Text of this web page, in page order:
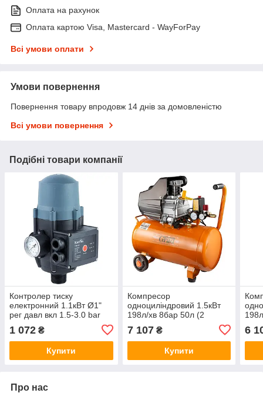
Оплата на рахунок
Оплата картою Visa, Mastercard - WayForPay
Всі умови оплати
Умови повернення
Повернення товару впродовж 14 днів за домовленістю
Всі умови повернення
Подібні товари компанії
Контролер тиску
електронний 1.1кВт Ø1"
рег давл вкл 1.5-3.0 bar
(779735)
1 072 ₴
Купити
Компресор
одноциліндровий 1.5кВт
198л/хв 8бар 50л (2
крана) GRAD (7043565)
7 107₴
Купити
6
Про нас